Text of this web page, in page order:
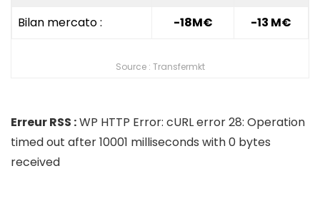
Bilan mercato :
-18M€ -13 M€
Source : Transfermkt
Erreur RSS :WP HTTP Error: cURL error 28: Operation
timed out after 10001 milliseconds with 0 bytes
received